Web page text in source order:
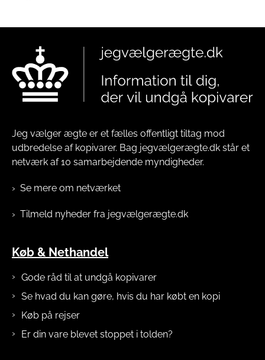
Jeg vælger ægte er et fælles offentligt tiltag mod
udbredelse af kopivarer. Bag jegvælgerægte.dk står et
netværk af 10 samarbejdende myndigheder.
Se mere om netværket
Tilmeld nyheder fra jegvælgerægte.dk
Køb & Nethandel
Gode råd til at undgå kopivarer
Se hvad du kan gøre, hvis du har købt en kopi
Køb på rejser
Er din vare blevet stoppet i tolden?